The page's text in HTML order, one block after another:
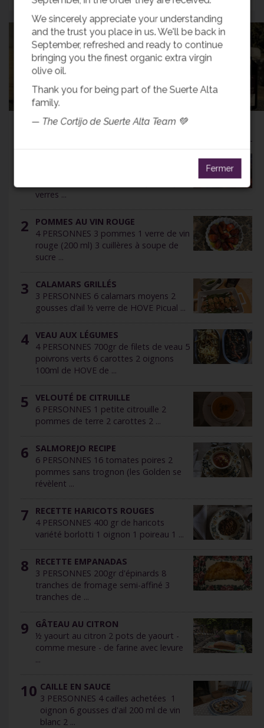
Acheter de l´huile
Recettes les plus populaires
verres ...
2
POMMES AU VIN ROUGE
4 PERSONNES 3 pommes 1 verre de vin
rouge (200 ml) 3 cuillères à soupe de
sucre ...
3
CALAMARS GRILLÉS
3 PERSONNES 6 calamars moyens 2
gousses d’ail ½ verre de HOVE Picual ...
4 VEAU AUX LÉGUMES
4 PERSONNES 700gr de filets de veau 5
poivrons verts 6 carottes 2 oignons
100ml de HOVE de ...
5
VELOUTÉ DE CITRUILLE
6 PERSONNES 1 petite citrouille 2
pommes de terre 2 carottes 2 ...
6
SALMOREJO RECIPE
6 PERSONNES 16 tomates poires 2
pommes sans trognon (les Golden se
révèlent ...
7
RECETTE HARICOTS ROUGES
4 PERSONNES 400 gr de haricots
variété borlotti 1 oignon 1 poireau 1 ...
8
RECETTE EMPANADAS
3 PERSONNES 200gr d'épinards 8
tranches de fromage semi-affiné 3
tranches de ...
9
GÂTEAU AU CITRON
½ yaourt au citron 2 pots de yaourt -
comme mesure - de farine avec levure
...
10 CAILLE EN SAUCE
3 PERSONNES 4 cailles achetées 1
oignon 6 gousses d'ail 200 ml de vin
blanc 2 ...
We sincerely appreciate your understanding
and the trust you place in us. We'll be back in
September, refreshed and ready to continue
bringing you the finest organic extra virgin
olive oil.
Thank you for being part of the Suerte Alta
family.
— The Cortijo de Suerte Alta Team 💚
Fermer